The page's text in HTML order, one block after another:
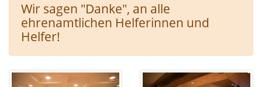
Wir sagen "Danke", an alle
ehrenamtlichen Helferinnen und
Helfer!